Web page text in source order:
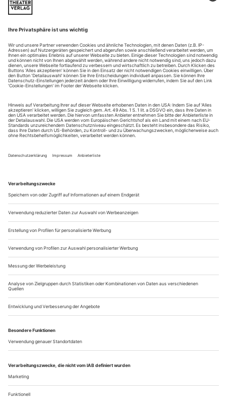
Zwei Jahre lang fiebert man dieser Audienz entgegen. Wird
immer wieder vertröstet, «sorry, but ...». Die nächste Premiere,
die nächste Tour, die nächste Auszeichnung – die Dame ist
fast immer «unavailable», da in Personalunion:
Vollblutballerina, Vollblutdirektorin, «leading lady of ballet».
So jedenfalls heißt es in der englischen Presse, bei den
britischen...
Newcomer, Personalien, Short cuts November 2017
Newcomer: Romain Thibaud-Rose
Beim Hochschul-Tanzabend in Frankfurt am Main fiel 2010
Landschaft seiner Kindheit, durch die er sich nun mit langen
Beinen und ruhig rotierenden Armen bewegte. Das schabte
am Tanz, suchte ihn noch. Vielleicht kein...
Debut
Carlos Acosta ist mit einer eigenen Truppe zurück auf der Bühne. Sie
zeigt ihr allererstes Programm als getanzte Visitenkarte
Vorhang auf und: huch! So hüllenlos. Ein Hüfttuch für die
‹private parts›, das sich hinten zum String verdünnt –
weniger Klamotte geht nicht. Kaum also hat der «Debut»-
Abend begonnen, da wird einem auch schon ein prachtvolles
Männer-Gesäß präsentiert. Das ist mal ein Auftakt für eine
Kompanie! Acosta Danza aus Kuba: So heißt die neueste
Preziose der internationalen...